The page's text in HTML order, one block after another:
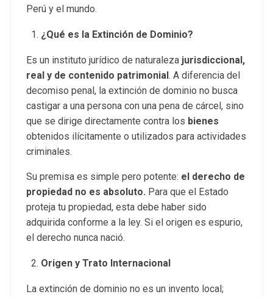
Perú y el mundo.
¿Qué es la Extinción de Dominio?
Es un instituto jurídico de naturaleza jurisdiccional,
real y de contenido patrimonial. A diferencia del
decomiso penal, la extinción de dominio no busca
castigar a una persona con una pena de cárcel, sino
que se dirige directamente contra los bienes
obtenidos ilícitamente o utilizados para actividades
criminales.
Su premisa es simple pero potente: el derecho de
propiedad no es absoluto. Para que el Estado
proteja tu propiedad, esta debe haber sido
adquirida conforme a la ley. Si el origen es espurio,
el derecho nunca nació.
Origen y Trato Internacional
La extinción de dominio no es un invento local;